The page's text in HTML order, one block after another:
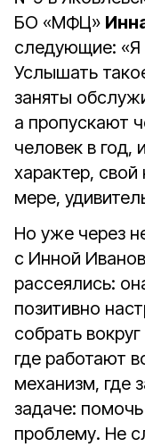
БО «МФЦ»
следующие:
Услышать
заняты
а пропускают
человек в год,
характер,
мере,
Но уже через
с Инной
рассеялись:
позитивно
собрать
где работают
механизм, где
задаче:
проблему. Не